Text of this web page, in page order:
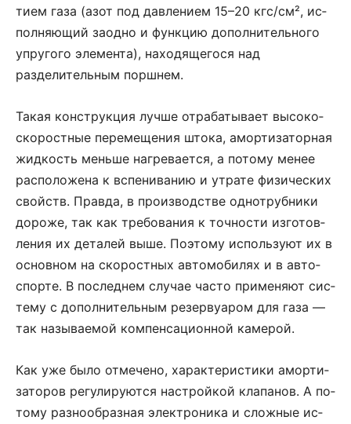
ти­ем га­за (азот под дав­ле­ни­ем 15–20 кгс/см², ис­
пол­ня­ю­щий заодно и функ­цию до­пол­ни­тель­но­го
уп­ру­го­го эле­мен­та), на­хо­дя­ще­го­ся над
разделитель­ным пор­ш­нем.
Та­кая кон­ст­рук­ция луч­ше от­ра­ба­ты­ва­ет вы­со­ко­
ско­ро­ст­ные пе­ре­ме­ще­ния што­ка, аморти­за­тор­ная
жид­кость мень­ше на­гре­ва­ет­ся, а по­то­му ме­нее
рас­по­ло­же­на к вспенива­нию и ут­рате фи­зи­че­с­­­ких
свойств. Прав­да, в про­из­вод­ст­ве од­но­труб­ни­ки
доро­же, так как тре­бо­ва­ния к точ­но­с­ти из­го­тов­
ле­ния их де­та­лей вы­ше. По­это­му исполь­зу­ют их в
ос­нов­ном на ско­ро­ст­ных ав­томобилях и в ав­то­
спор­те. В по­след­нем слу­чае ча­с­то при­ме­ня­ют си­с­
те­му с до­пол­ни­тель­ным ре­зер­ву­а­ром для га­за —
так называ­е­мой ком­пен­са­ци­он­ной ка­ме­рой.
Как уже бы­ло от­ме­че­но, ха­рак­те­ри­с­ти­ки амор­ти­
за­то­ров ре­гу­ли­ру­ют­ся на­ст­рой­кой клапа­нов. А по­
то­му раз­но­об­раз­ная эле­к­тро­ни­ка и слож­ные ис­